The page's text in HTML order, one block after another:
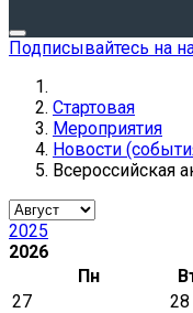
Подписывайтесь на
Стартовая
Мероприятия
Новости
Всероссийская
2025
2026
Пн
27
28